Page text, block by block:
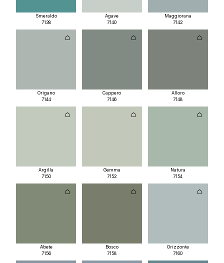
Smeraldo
7138
Agave
7140
Maggiorana
7142
Origano
7144
Cappero
7146
Alloro
7148
Argilla
7150
Gemma
7152
Natura
7154
Abete
7156
Bosco
7158
Orizzonte
7160